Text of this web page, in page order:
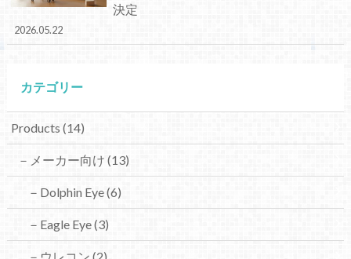
決定
2026.05.22
カテゴリー
Products (14)
－メーカー向け (13)
－Dolphin Eye(6)
－Eagle Eye(3)